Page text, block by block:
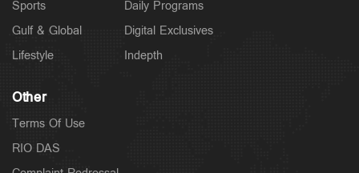
Sports
Gulf & Global
Lifestyle
Daily Programs
Digital Exclusives
Indepth
Other
Terms Of Use
RIO DAS